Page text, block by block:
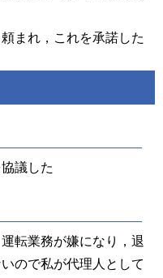
まれ，これを承諾した
議した
転業務が嫌になり，退
ので私が代理人として